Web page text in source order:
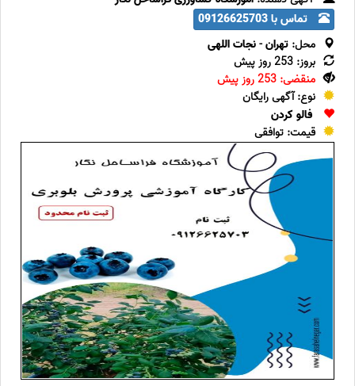
تماس با 09126625703
محل: تهران-نجات اللهی
بروز: 253 روز پیش
منقضی: 253 روز پیش
نوع: آگهی رایگان
فالو کردن
قیمت: توافقی